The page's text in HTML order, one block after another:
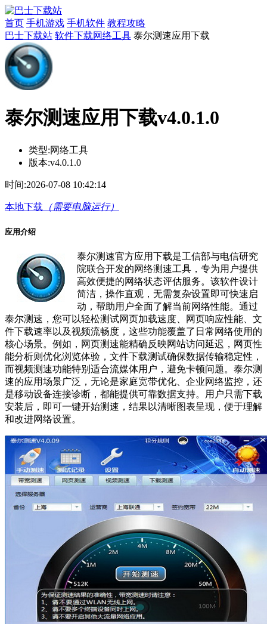
首页 手机游戏 手机软件 教程攻略
巴士下载站 软件下载网络工具 泰尔测速应用下载
泰尔测速应用下载v4.0.1.0
类型:网络工具
版本:v4.0.1.0
时间:2026-07-08 10:42:14
本地下载 （需要电脑运行）
应用介绍
泰尔测速官方应用下载是工信部与电信研究
院联合开发的网络测速工具，专为用户提供
高效便捷的网络状态评估服务。该软件设计
简洁，操作直观，无需复杂设置即可快速启
动，帮助用户全面了解当前网络性能。通过
泰尔测速，您可以轻松测试网页加载速度、网页响应性能、文
件下载速率以及视频流畅度，这些功能覆盖了日常网络使用的
核心场景。例如，网页测速能精确反映网站访问延迟，网页性
能分析则优化浏览体验，文件下载测试确保数据传输稳定性，
而视频测速功能特别适合流媒体用户，避免卡顿问题。泰尔测
速的应用场景广泛，无论是家庭宽带优化、企业网络监控，还
是移动设备连接诊断，都能提供可靠数据支持。用户只需下载
安装后，即可一键开始测速，结果以清晰图表呈现，便于理解
和改进网络设置。